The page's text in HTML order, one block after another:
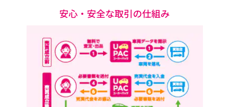
安心・安全な取引の仕組み